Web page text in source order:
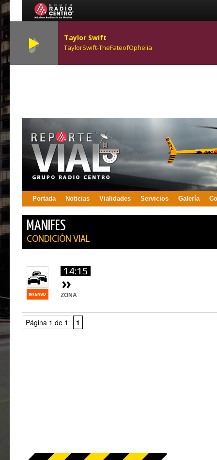
Taylor Swift
TaylorSwift-TheFateofOphelia
Portada Noticias Vialidades Servicios Galería
MANIFES
CONDICIÓN VIAL
14:15
ZONA
Página 1 de 1 1